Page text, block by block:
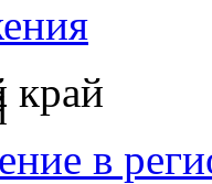
край
в